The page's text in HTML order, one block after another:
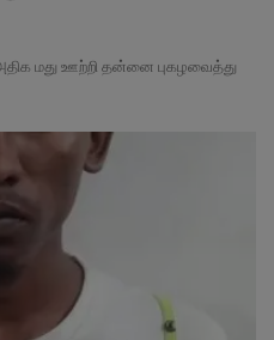
மது ஊற்றி தன்னை புகழவைத்து